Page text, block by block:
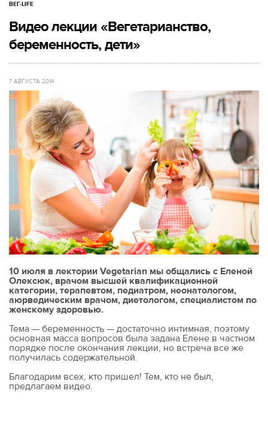
ВЕГ-LIFE
Видео лекции «Вегетарианство,
беременность, дети»
7 АВГУСТА 2014
10 июля в лектории Vegetarian мы общались с Еленой
Олексюк, врачом высшей квалификационной
категории, терапевтом, педиатром, неонатологом,
аюрведическим врачом, диетологом, специалистом по
женскому здоровью.
Тема — беременность — достаточно интимная, поэтому
основная масса вопросов была задана Елене в частном
порядке после окончания лекции, но встреча все же
получилась содержательной.
Благодарим всех, кто пришел! Тем, кто не был,
предлагаем видео.